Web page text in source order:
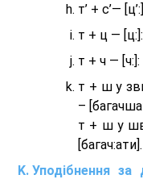
т’ + с’—
т + ц —
т + ч —
т + ш у
–
т + ш у
[багач:ати].
Уподібнення за